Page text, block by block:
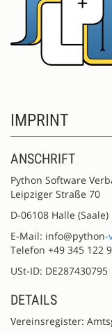
IMPRINT
ANSCHRIFT
Python Software
Leipziger Straße 70
D-06108 Halle (Saale)
E-Mail: info@python-
Telefon +49 345 122
USt-ID: DE287430795
DETAILS
Vereinsregister: